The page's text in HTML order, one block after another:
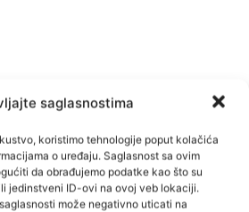
saglasnostima
koristimo tehnologije poput kolačića
o uređaju. Saglasnost sa ovim
da obrađujemo podatke kao što su
jedinstveni ID-ovi na ovoj veb lokaciji.
može negativno uticati na